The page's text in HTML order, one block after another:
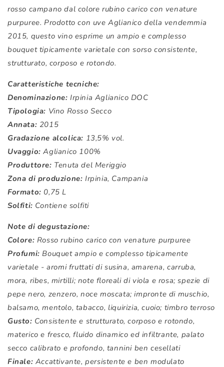
rosso campano dal colore rubino carico con venature
purpuree. Prodotto con uve Aglianico della vendemmia
2015, questo vino esprime un ampio e complesso
bouquet tipicamente varietale con sorso consistente,
strutturato, corposo e rotondo.
Caratteristiche tecniche:
Denominazione: Irpinia Aglianico DOC
Tipologia: Vino Rosso Secco
Annata: 2015
Gradazione alcolica: 13,5% vol.
Uvaggio: Aglianico 100%
Produttore: Tenuta del Meriggio
Zona di produzione: Irpinia, Campania
Formato: 0,75 L
Solfiti: Contiene solfiti
Note di degustazione:
Colore: Rosso rubino carico con venature purpuree
Profumi: Bouquet ampio e complesso tipicamente
varietale - aromi fruttati di susina, amarena, carruba,
mora, ribes, mirtilli; note floreali di viola e rosa; spezie di
pepe nero, zenzero, noce moscata; impronte di muschio,
balsamo, mentolo, tabacco, liquirizia, cuoio; timbro terroso
Gusto: Consistente e strutturato, corposo e rotondo,
materico e fresco, fluido dinamico ed infiltrante, palato
secco calibrato e profondo, tannini ben cesellati
Finale: Accattivante, persistente e ben modulato